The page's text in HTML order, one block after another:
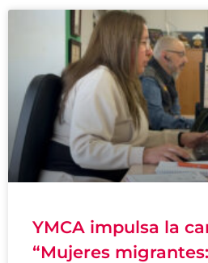
YMCA impulsa la
“Mujeres